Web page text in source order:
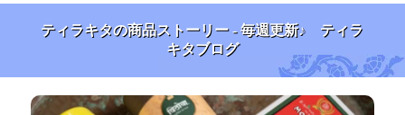
ティラキタの商品ストーリー - 毎週更新♪ ティラ
キタブログ